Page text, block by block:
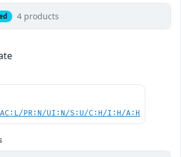
4 products
PR:N/UI:N/S:U/C:H/I:H/A:H